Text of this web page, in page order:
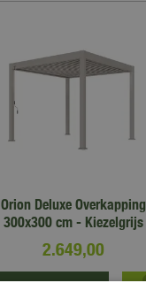
Orion Deluxe Overkapping
300x300 cm - Kiezelgrijs
2.649,00